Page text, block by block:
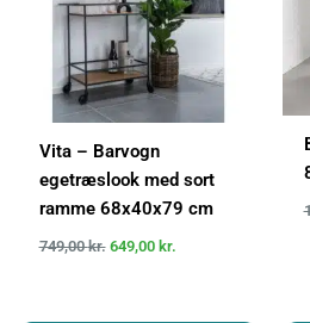
Vita – Barvogn
egetræslook med sort
ramme 68x40x79 cm
749,00kr. 649,00 kr.